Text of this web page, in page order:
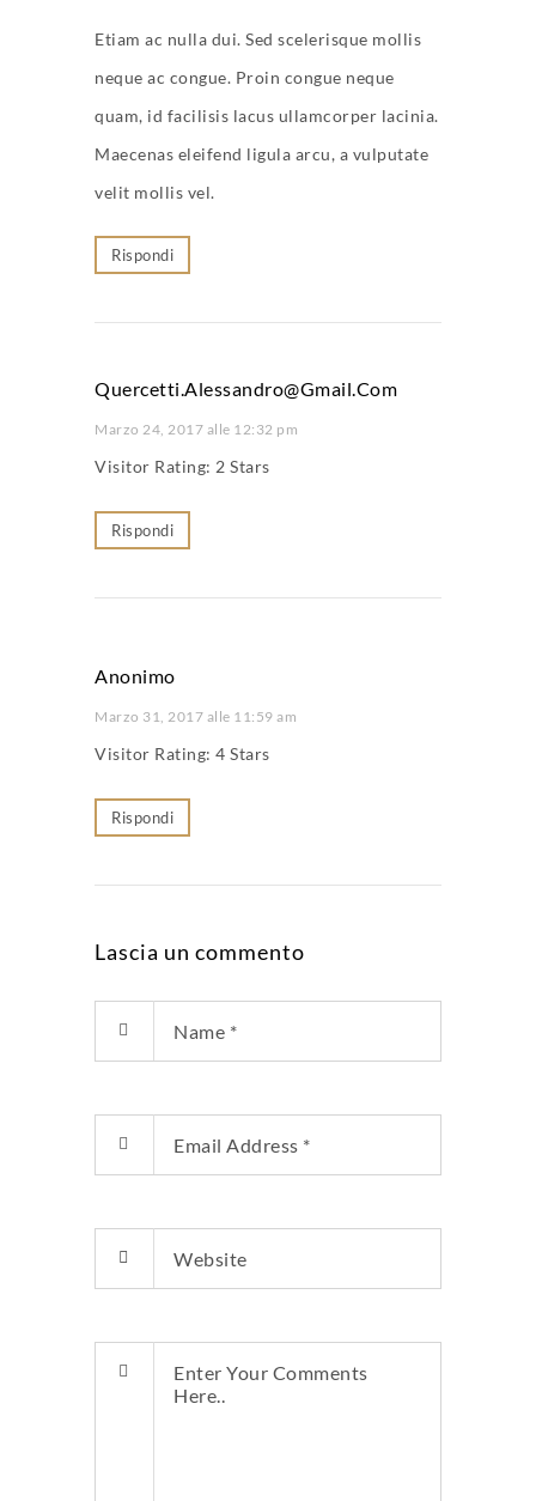
Etiam ac nulla dui. Sed scelerisque mollis
neque ac congue. Proin congue neque
quam, id facilisis lacus ullamcorper lacinia.
Maecenas eleifend ligula arcu, a vulputate
velit mollis vel.
Rispondi
Quercetti.alessandro@gmail.com
Marzo 24, 2017 alle 12:32 pm
Visitor Rating: 2 Stars
Rispondi
Anonimo
Marzo 31, 2017 alle 11:59 am
Visitor Rating: 4 Stars
Rispondi
Lascia un commento